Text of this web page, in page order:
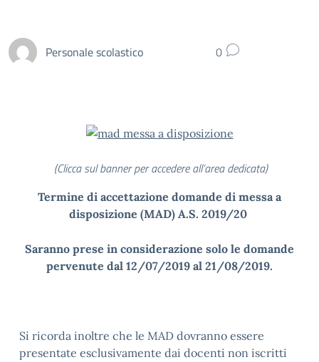
Personale scolastico 0
(Clicca sul banner per accedere all’area dedicata)
Termine di accettazione domande di messa a
disposizione (MAD) A.S. 2019/20
Saranno prese in considerazione solo le domande
pervenute dal 12/07/2019 al 21/08/2019.
Si ricorda inoltre che le MAD dovranno essere
presentate esclusivamente dai docenti non iscritti